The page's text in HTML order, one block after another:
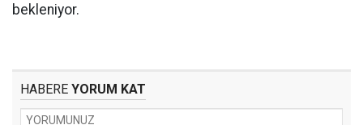
bekleniyor.
HABERE YORUM KAT